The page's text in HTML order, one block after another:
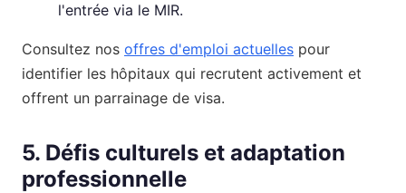
l'entrée via le MIR.
Consultez nos offres d'emploi actuelles pour
identifier les hôpitaux qui recrutent activement et
offrent un parrainage de visa.
5. Défis culturels et adaptation
professionnelle